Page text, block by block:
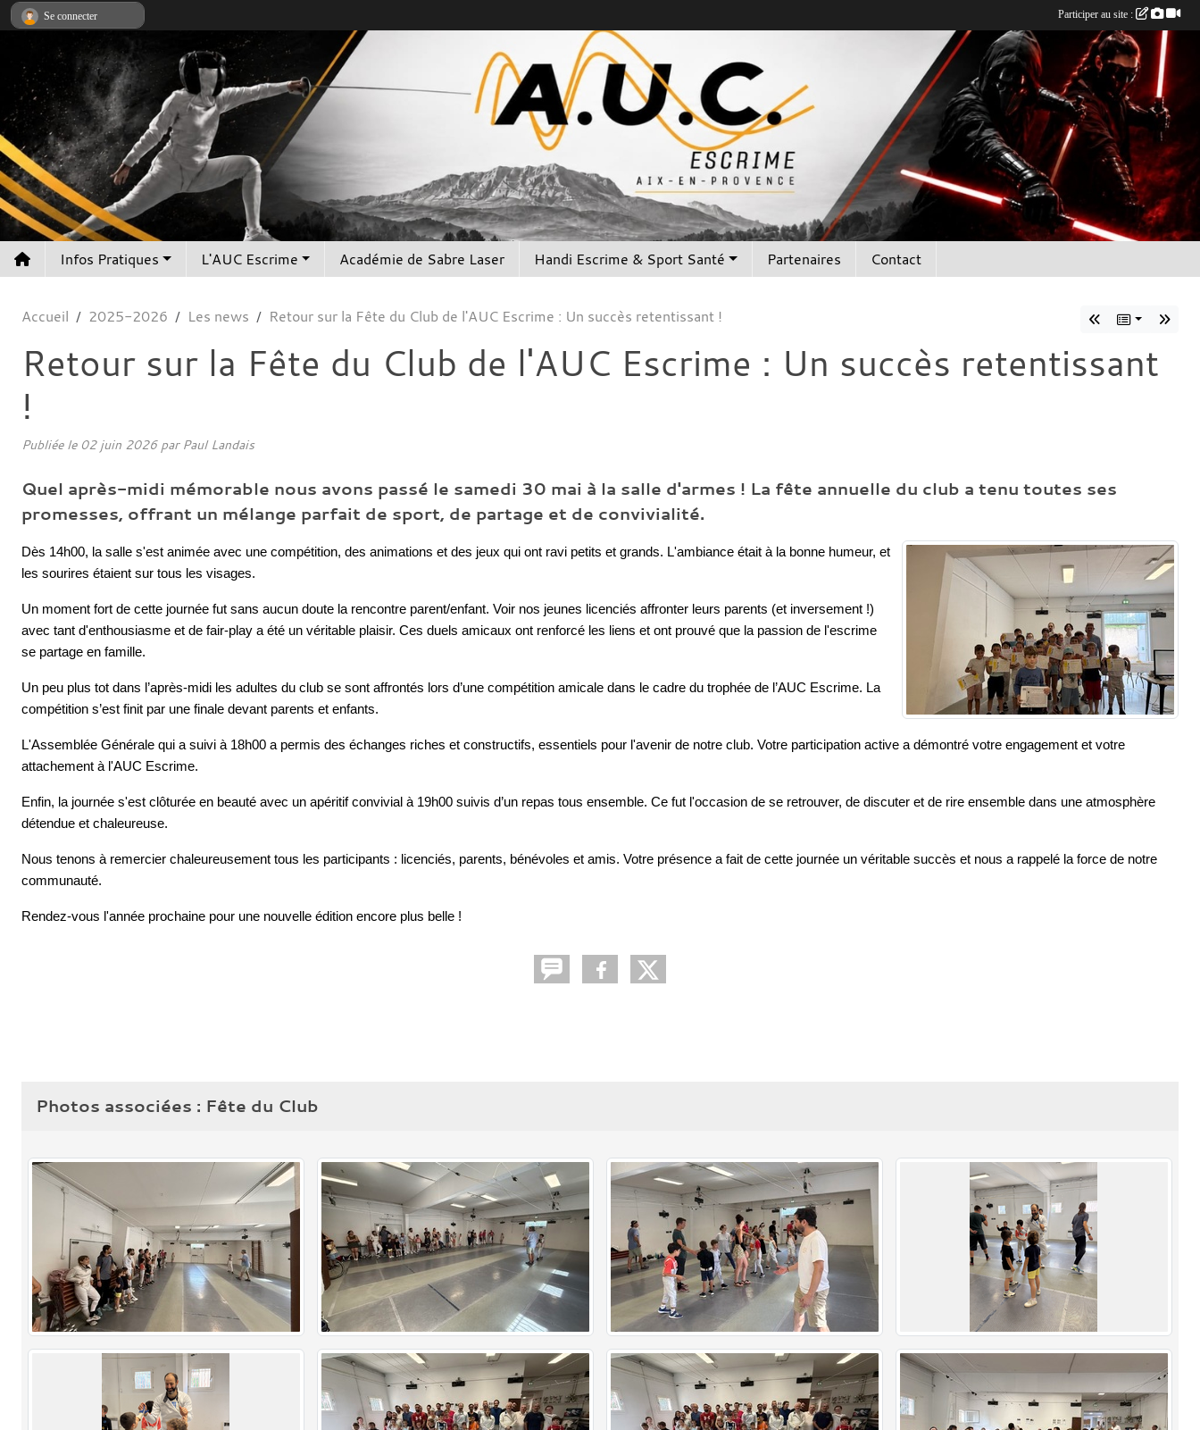
Infos Pratiques L'AUC Escrime Académie de Sabre Laser Handi Escrime & Sport Santé Partenaires Contact
Accueil 2025-2026 Les news Retour sur la Fête du Club de l'AUC Escrime : Un succès retentissant !
Retour sur la Fête du Club de l'AUC Escrime : Un succès retentissant
!
Publiée le 02 juin 2026par Paul Landais
Quel après-midi mémorable nous avons passé le samedi 30 mai à la salle d'armes ! La fête annuelle du club a tenu toutes ses
promesses, offrant un mélange parfait de sport, de partage et de convivialité.
Dès 14h00, la salle s'est animée avec une compétition, des animations et des jeux qui ont ravi petits et grands. L'ambiance était à la bonne humeur, et
les sourires étaient sur tous les visages.
Un moment fort de cette journée fut sans aucun doute la rencontre parent/enfant. Voir nos jeunes licenciés affronter leurs parents (et inversement !)
avec tant d'enthousiasme et de fair-play a été un véritable plaisir. Ces duels amicaux ont renforcé les liens et ont prouvé que la passion de l'escrime
se partage en famille.
Un peu plus tot dans l’après-midi les adultes du club se sont affrontés lors d’une compétition amicale dans le cadre du trophée de l’AUC Escrime. La
compétition s’est finit par une finale devant parents et enfants.
L'Assemblée Générale qui a suivi à 18h00 a permis des échanges riches et constructifs, essentiels pour l'avenir de notre club. Votre participation active a démontré votre engagement et votre
attachement à l'AUC Escrime.
Enfin, la journée s'est clôturée en beauté avec un apéritif convivial à 19h00 suivis d’un repas tous ensemble. Ce fut l'occasion de se retrouver, de discuter et de rire ensemble dans une atmosphère
détendue et chaleureuse.
Nous tenons à remercier chaleureusement tous les participants : licenciés, parents, bénévoles et amis. Votre présence a fait de cette journée un véritable succès et nous a rappelé la force de notre
communauté.
Rendez-vous l'année prochaine pour une nouvelle édition encore plus belle !
Photos associées : Fête du Club
Se connecter Participer au site :
Panneau de gestion des cookies